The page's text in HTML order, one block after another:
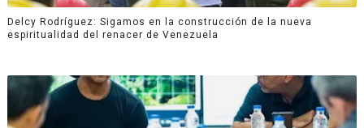
Delcy Rodríguez: Sigamos en la construcción de la nueva
espiritualidad del renacer de Venezuela